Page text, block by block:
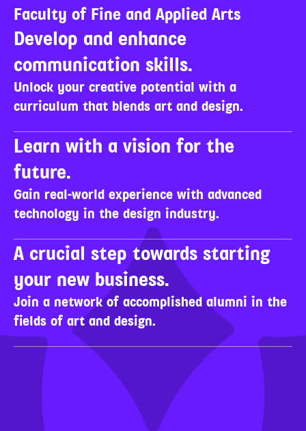
Faculty of Fine and Applied Arts
Develop and enhance
communication skills.
Unlock your creative potential with a
curriculum that blends art and design.
Learn with a vision for the
future.
Gain real-world experience with advanced
technology in the design industry.
A crucial step towards starting
your new business.
Join a network of accomplished alumni in the
fields of art and design.